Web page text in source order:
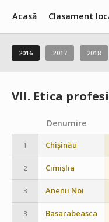
Acasă Clasament
2016 2017 2018
VII. Etica
Denumire
1 Chișinău
2 Cimișlia
3 Anenii Noi
3 Basarabeasca